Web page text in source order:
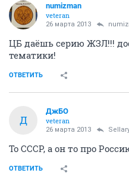
numizman
veteran
26 марта 2013
ЦБ даёшь серию ЖЗЛ!!!
тематики!
ОТВЕТИТЬ
Д
ДжБО
veteran
26 марта 2013
То СССР, а он то про
ОТВЕТИТЬ